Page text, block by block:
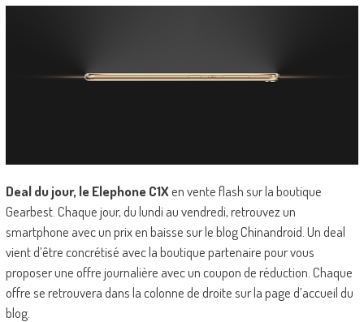
Deal du jour, le Elephone C1Xen vente flash sur la boutique
Gearbest. Chaque jour, du lundi au vendredi, retrouvez un
smartphone avec un prix en baisse sur le blog Chinandroid. Un deal
vient d’être concrétisé avec la boutique partenaire pour vous
proposer une offre journalière avec un coupon de réduction. Chaque
offre se retrouvera dans la colonne de droite sur la page d’accueil du
blog.